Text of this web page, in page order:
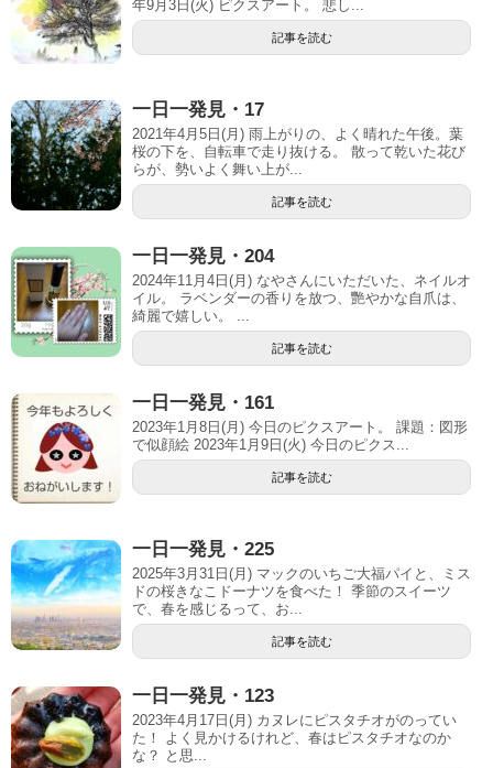
年9月3日(火) ピクスアート。 悲し...
記事を読む
一日一発見・17
2021年4月5日(月) 雨上がりの、よく晴れた午後。葉
桜の下を、自転車で走り抜ける。 散って乾いた花び
らが、勢いよく舞い上が...
記事を読む
一日一発見・204
2024年11月4日(月) なやさんにいただいた、ネイルオ
イル。 ラベンダーの香りを放つ、艷やかな自爪は、
綺麗で嬉しい。 ...
記事を読む
一日一発見・161
2023年1月8日(月) 今日のピクスアート。 課題：図形
で似顔絵 2023年1月9日(火) 今日のピクス...
記事を読む
一日一発見・225
2025年3月31日(月) マックのいちご大福パイと、ミス
ドの桜きなこドーナツを食べた！ 季節のスイーツ
で、春を感じるって、お...
記事を読む
一日一発見・123
2023年4月17日(月) カヌレにピスタチオがのってい
た！ よく見かけるけれど、春はピスタチオなのか
な？ と思...